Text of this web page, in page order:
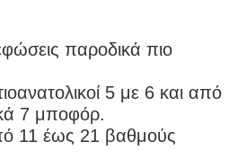
παροδικά πιο
5 με 6 και από
7 μποφόρ.
11 έως 21 βαθμούς